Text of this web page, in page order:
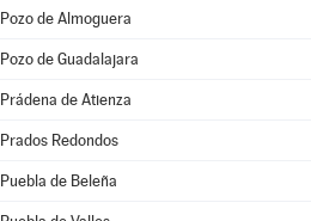
Pozo de Almoguera
Pozo de Guadalajara
Prádena de Atienza
Prados Redondos
Puebla de Beleña